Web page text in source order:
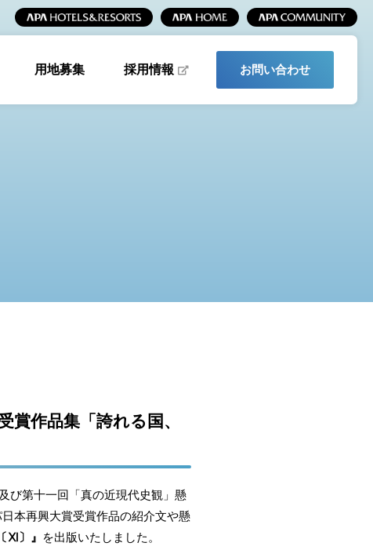
用地募集 採用情報 お問い合わせ
作品集「誇れる国、
び第十一回「真の近現代史観」懸
本再興大賞受賞作品の紹介文や懸
Ⅺ〕』 を出版いたしました。